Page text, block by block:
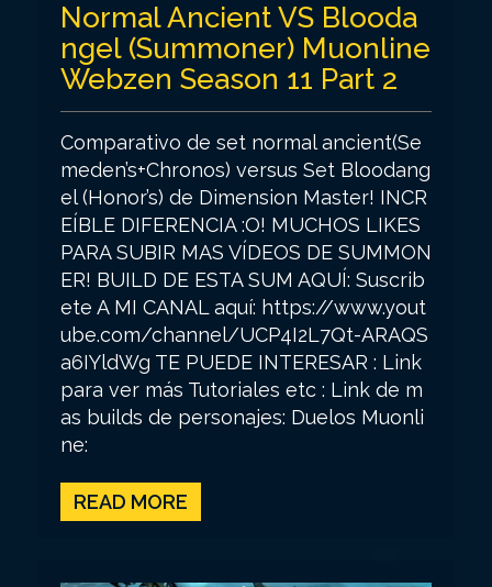
Normal Ancient VS Blooda
ngel (Summoner) Muonline
Webzen Season 11 Part 2
Comparativo de set normal ancient(Se
meden’s+Chronos) versus Set Bloodang
el (Honor’s) de Dimension Master! INCR
EÍBLE DIFERENCIA :O! MUCHOS LIKES
PARA SUBIR MAS VÍDEOS DE SUMMON
ER! BUILD DE ESTA SUM AQUÍ: Suscrib
ete A MI CANAL aquí: https://www.yout
ube.com/channel/UCP4I2L7Qt-ARAQS
a6IYldWg TE PUEDE INTERESAR : Link
para ver más Tutoriales etc : Link de m
as builds de personajes: Duelos Muonli
ne:
READ MORE